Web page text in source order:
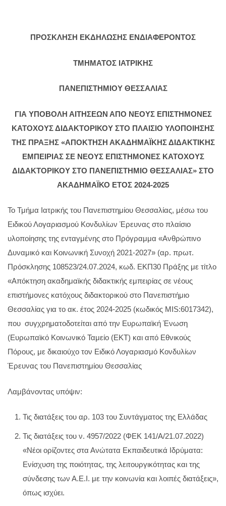
ΠΡΟΣΚΛΗΣΗ ΕΚΔΗΛΩΣΗΣ ΕΝΔΙΑΦΕΡΟΝΤΟΣ
ΤΜΗΜΑΤΟΣ ΙΑΤΡΙΚΗΣ
ΠΑΝΕΠΙΣΤΗΜΙΟΥ ΘΕΣΣΑΛΙΑΣ
ΓΙΑ ΥΠΟΒΟΛΗ ΑΙΤΗΣΕΩΝ ΑΠΟ ΝΕΟΥΣ ΕΠΙΣΤΗΜΟΝΕΣ
ΚΑΤΟΧΟΥΣ ΔΙΔΑΚΤΟΡΙΚΟΥ ΣΤΟ ΠΛΑΙΣΙΟ ΥΛΟΠΟΙΗΣΗΣ
ΤΗΣ ΠΡΑΞΗΣ «ΑΠΟΚΤΗΣΗ ΑΚΑΔΗΜΑΪΚΗΣ ΔΙΔΑΚΤΙΚΗΣ
ΕΜΠΕΙΡΙΑΣ ΣΕ ΝΕΟΥΣ ΕΠΙΣΤΗΜΟΝΕΣ ΚΑΤΟΧΟΥΣ
ΔΙΔΑΚΤΟΡΙΚΟΥ ΣΤΟ ΠΑΝΕΠΙΣΤΗΜΙΟ ΘΕΣΣΑΛΙΑΣ» ΣΤΟ
ΑΚΑΔΗΜΑΪΚΟ ΕΤΟΣ 2024-2025
Το Τμήμα Ιατρικής του Πανεπιστημίου Θεσσαλίας, μέσω του
Ειδικού Λογαριασμού Κονδυλίων Έρευνας στο πλαίσιο
υλοποίησης της ενταγμένης στο Πρόγραμμα «Ανθρώπινο
Δυναμικό και Κοινωνική Συνοχή 2021-2027» (αρ. πρωτ.
Πρόσκλησης 108523/24.07.2024, κωδ. ΕΚΠ30 Πράξης με τίτλο
«Απόκτηση ακαδημαϊκής διδακτικής εμπειρίας σε νέους
επιστήμονες κατόχους διδακτορικού στο Πανεπιστήμιο
Θεσσαλίας για το ακ. έτος 2024-2025 (κωδικός MIS:6017342),
που συγχρηματοδοτείται από την Ευρωπαϊκή Ένωση
(Ευρωπαϊκό Κοινωνικό Ταμείο (ΕΚΤ) και από Εθνικούς
Πόρους, με δικαιούχο τον Ειδικό Λογαριασμό Κονδυλίων
Έρευνας του Πανεπιστημίου Θεσσαλίας
Λαμβάνοντας υπόψιν:
Τις διατάξεις του αρ. 103 του Συντάγματος της Ελλάδας
Τις διατάξεις του ν. 4957/2022 (ΦΕΚ 141/Α/21.07.2022)
«Νέοι ορίζοντες στα Ανώτατα Εκπαιδευτικά Ιδρύματα:
Ενίσχυση της ποιότητας, της λειτουργικότητας και της
σύνδεσης των Α.Ε.Ι. με την κοινωνία και λοιπές διατάξεις»,
όπως ισχύει.